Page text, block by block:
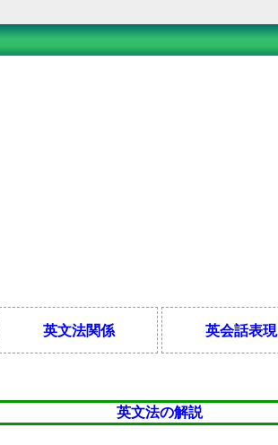
英文法関係 英会話表現
英文法の解説